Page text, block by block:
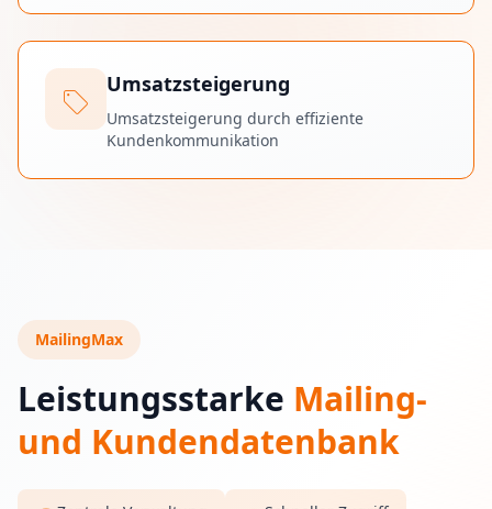
sell Umsatzsteigerung
Umsatzsteigerung durch effiziente
Kundenkommunikation
MailingMax
Leistungsstarke Mailing-
und Kundendatenbank